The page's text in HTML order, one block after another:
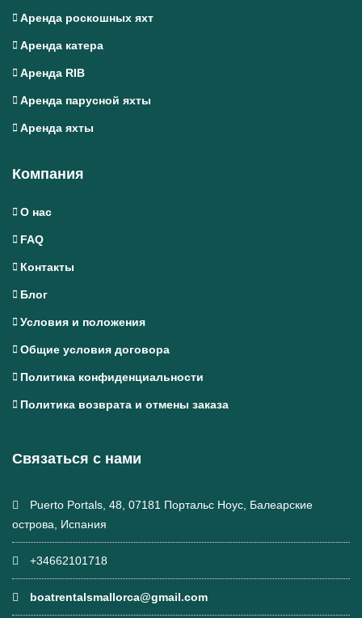
Аренда роскошных яхт
Аренда катера
Аренда RIB
Аренда парусной яхты
Аренда яхты
Компания
О нас
FAQ
Контакты
Блог
Условия и положения
Общие условия договора
Политика конфиденциальности
Политика возврата и отмены заказа
Связаться с нами
Puerto Portals, 48, 07181 Портальс Ноус, Балеарские
острова, Испания
+34662101718
boatrentalsmallorca@gmail.com